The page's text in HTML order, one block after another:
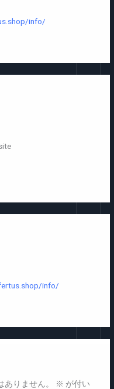
info/
info/
りません。 ※ が付い